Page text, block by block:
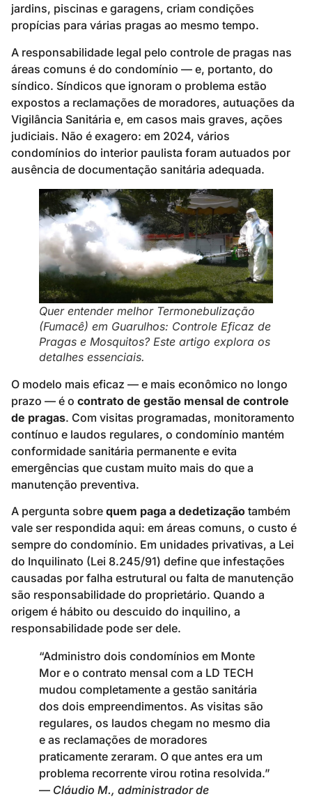
jardins, piscinas e garagens, criam condições
propícias para várias pragas ao mesmo tempo.
A responsabilidade legal pelo controle de pragas nas
áreas comuns é do condomínio — e, portanto, do
síndico. Síndicos que ignoram o problema estão
expostos a reclamações de moradores, autuações da
Vigilância Sanitária e, em casos mais graves, ações
judiciais. Não é exagero: em 2024, vários
condomínios do interior paulista foram autuados por
ausência de documentação sanitária adequada.
Quer entender melhor Termonebulização
(Fumacê) em Guarulhos: Controle Eficaz de
Pragas e Mosquitos? Este artigo explora os
detalhes essenciais.
O modelo mais eficaz — e mais econômico no longo
prazo — é o contrato de gestão mensal de controle
de pragas. Com visitas programadas, monitoramento
contínuo e laudos regulares, o condomínio mantém
conformidade sanitária permanente e evita
emergências que custam muito mais do que a
manutenção preventiva.
A pergunta sobre quem paga a dedetização também
vale ser respondida aqui: em áreas comuns, o custo é
sempre do condomínio. Em unidades privativas, a Lei
do Inquilinato (Lei 8.245/91) define que infestações
causadas por falha estrutural ou falta de manutenção
são responsabilidade do proprietário. Quando a
origem é hábito ou descuido do inquilino, a
responsabilidade pode ser dele.
“Administro dois condomínios em Monte
Mor e o contrato mensal com a LD TECH
mudou completamente a gestão sanitária
dos dois empreendimentos. As visitas são
regulares, os laudos chegam no mesmo dia
e as reclamações de moradores
praticamente zeraram. O que antes era um
problema recorrente virou rotina resolvida.”
— Cláudio M., administrador de